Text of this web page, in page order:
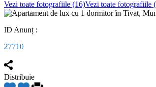
Vezi toate fotografiile (16)Vezi toate fotografiile
ID Anunț :
27710
Distribuie